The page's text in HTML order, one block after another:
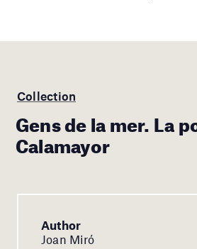
Collection
Gens de la mer. La
Calamayor
Author
Joan Miró